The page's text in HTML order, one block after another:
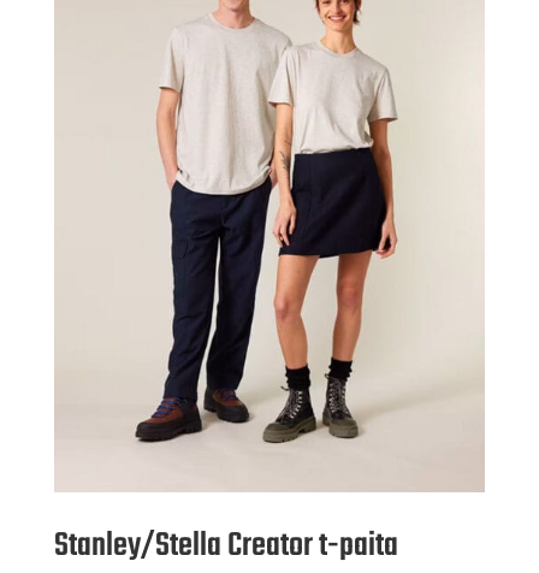
Stanley/Stella Creator t-paita